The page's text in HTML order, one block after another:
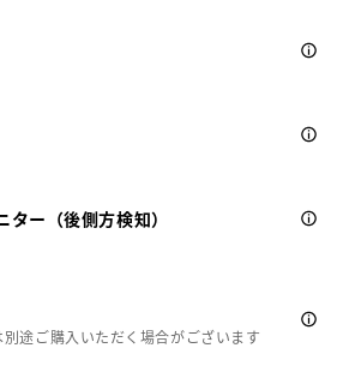
ー（後側方検知）
途ご購入いただく場合がございます